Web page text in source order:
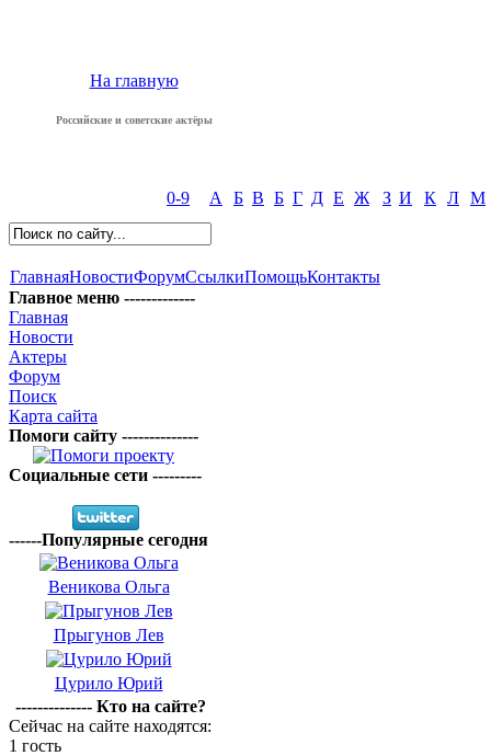
На главную
Российские и советские актёры
0-9 А Б В Б Г Д Е Ж З И К Л М
ГлавнаяНовостиФорумСсылкиПомощьКонтакты
Главное меню -------------
Главная
Новости
Актеры
Форум
Поиск
Карта сайта
Помоги сайту --------------
Социальные сети ---------
------Популярные сегодня
Веникова Ольга
Прыгунов Лев
Цурило Юрий
-------------- Кто на сайте?
Сейчас на сайте находятся:
1 гость